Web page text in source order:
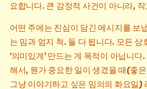
요합니다. 큰 감정적 사건이 아니라,
어떤 주에는 진심이 담긴 메시지를 보
는 밈과 엄지 척. 둘 다 됩니다. 모든 상
‘의미있게’ 만드는 게 목적이 아닙니다
해서, 뭔가 중요한 일이 생겼을 때(좋
그냥 이야기하고 싶은 임의의 화요일)